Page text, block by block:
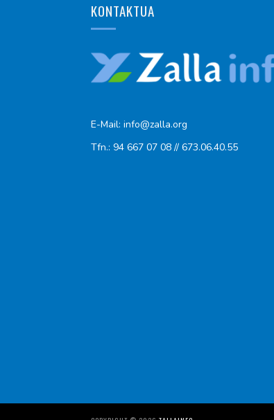
KONTAKTUA
E-Mail: info@zalla.org
Tfn.: 94 667 07 08 // 673.06.40.55